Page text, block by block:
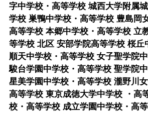
字中学校・高等学校 城西大学附属
学校 巣鴨中学校・高等学校 豊島岡
高等学校 本郷中学校・高等学校 立
等学校 北区 安部学院高等学校 桜丘
順天中学校・高等学校 女子聖学院
駿台学園中学校・高等学校 聖学院
星美学園中学校・高等学校 瀧野川
高等学校 東京成徳大学中学校 ・高
校・高等学校 成立学園中学校・高